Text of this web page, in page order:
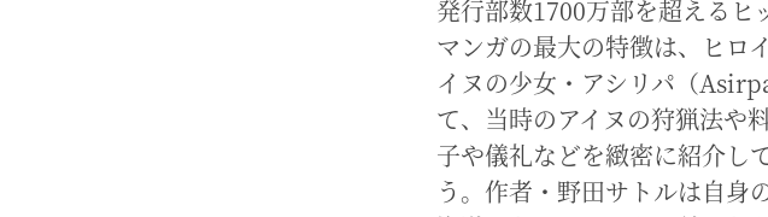
発行部数1700万部を超えるヒ
マンガの最大の特徴は、ヒロ
イヌの少女・アシリパ（
て、当時のアイヌの狩猟法や
子や儀礼などを緻密に紹介し
う。作者・野田サトルは自身